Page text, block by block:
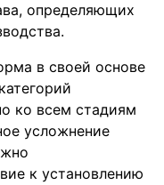
определяющих
в своей основе
ко всем стадиям
усложнение
к установлению